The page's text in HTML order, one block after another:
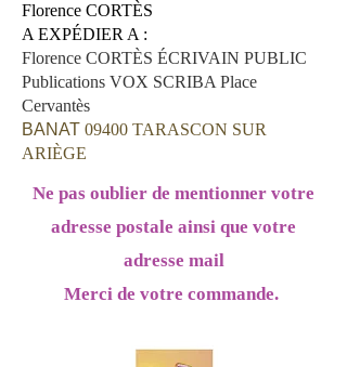
Florence CORTÈS
A EXPÉDIER A :
Florence CORTÈS ÉCRIVAIN PUBLIC
Publications VOX SCRIBA Place
Cervantès
BANAT 09400 TARASCON SUR
ARIÈGE
Ne pas oublier de mentionner votre
adresse postale ainsi que votre
adresse mail
Merci de votre commande.